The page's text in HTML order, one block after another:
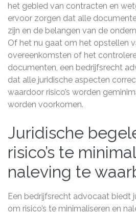
het gebied van contracten en
ervoor zorgen dat alle
zijn en de belangen van de
Of het nu gaat om het opstellen
overeenkomsten of het
documenten, een bedrijfsrecht
dat alle juridische aspecten
waardoor risico’s worden
worden voorkomen.
Juridische
risico’s te
naleving te
Een bedrijfsrecht advocaat biedt
om risico’s te minimaliseren en